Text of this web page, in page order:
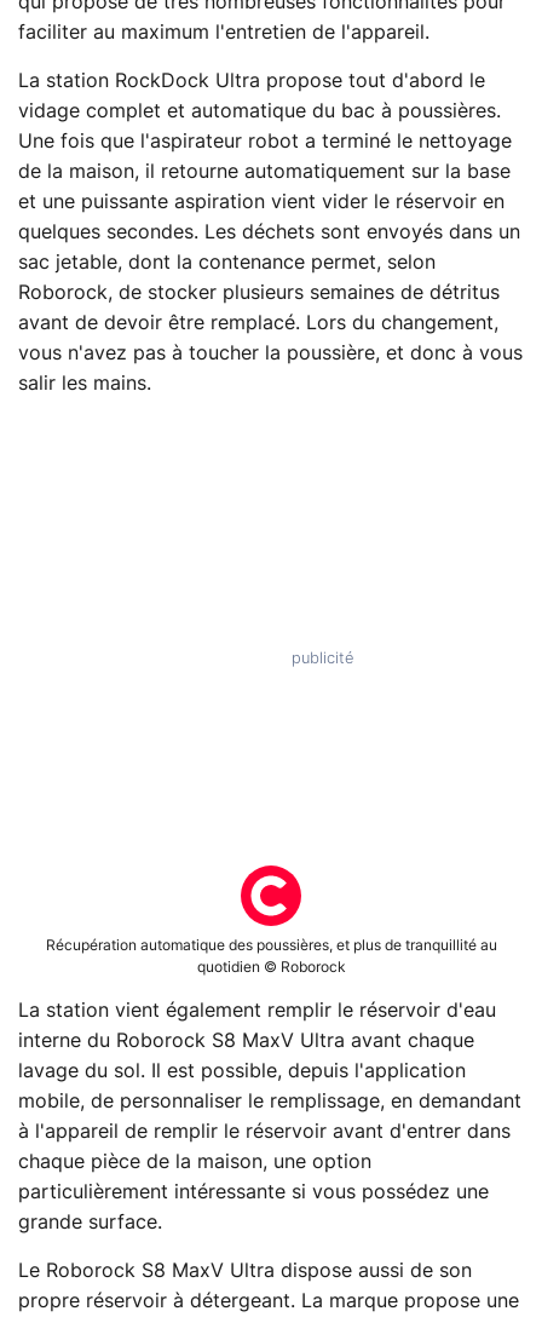
faciliter au maximum l'entretien de l'appareil.
La station RockDock Ultra propose tout d'abord le
vidage complet et automatique du bac à poussières.
Une fois que l'aspirateur robot a terminé le nettoyage
de la maison, il retourne automatiquement sur la base
et une puissante aspiration vient vider le réservoir en
quelques secondes. Les déchets sont envoyés dans un
sac jetable, dont la contenance permet, selon
Roborock, de stocker plusieurs semaines de détritus
avant de devoir être remplacé. Lors du changement,
vous n'avez pas à toucher la poussière, et donc à vous
salir les mains.
Récupération automatique des poussières, et plus de tranquillité au
quotidien © Roborock
La station vient également remplir le réservoir d'eau
interne du Roborock S8 MaxV Ultra avant chaque
lavage du sol. Il est possible, depuis l'application
mobile, de personnaliser le remplissage, en demandant
à l'appareil de remplir le réservoir avant d'entrer dans
chaque pièce de la maison, une option
particulièrement intéressante si vous possédez une
grande surface.
Le Roborock S8 MaxV Ultra dispose aussi de son
propre réservoir à détergeant. La marque propose une